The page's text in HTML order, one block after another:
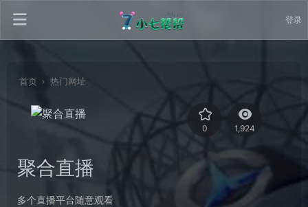
登录
首页 热门网址
0 1,924
聚合直播
多个直播平台随意观看